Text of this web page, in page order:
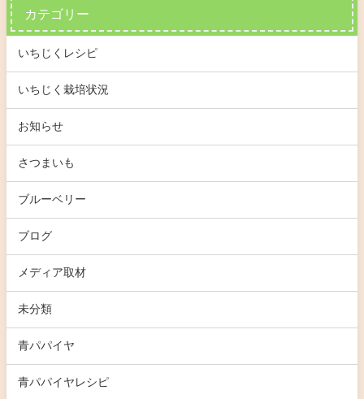
カテゴリー
いちじくレシピ
いちじく栽培状況
お知らせ
さつまいも
ブルーベリー
ブログ
メディア取材
未分類
青パパイヤ
青パパイヤレシピ